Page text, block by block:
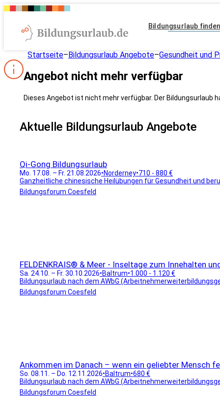
Bildungsurlaub finden
Startseite–Bildungsurlaub Angebote–Gesundheit und
Angebot nicht mehr verfügbar
Dieses Angebot ist nicht mehr verfügbar. Der
Aktuelle Bildungsurlaub Angebote
Qi-Gong Bildungsurlaub
Mo. 17.08. – Fr. 21.08.2026•Norderney•710 - 880 €
Ganzheitliche chinesische Heilübungen für Gesundheit und
Bildungsforum Coesfeld
FELDENKRAIS® & Meer - Inseltage zum Innehalten
Sa. 24.10. – Fr. 30.10.2026•Baltrum•1.000 - 1.120 €
Bildungsurlaub nach dem AWbG
Bildungsforum Coesfeld
Ankommen im Danach – wenn ein geliebter Mensch
So. 08.11. – Do. 12.11.2026•Baltrum•680 €
Bildungsurlaub nach dem AWbG
Bildungsforum Coesfeld